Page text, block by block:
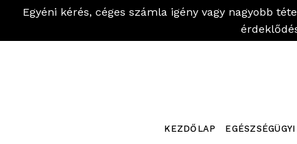
Egyéni kérés, céges számla igény vagy nagyobb
KEZDŐLAP